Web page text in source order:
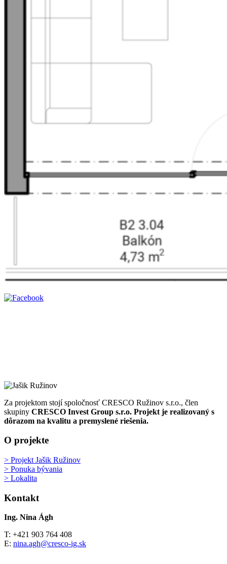
Za projektom stojí spoločnosť CRESCO Ružinov s.r.o., člen
skupiny CRESCO Invest Group s.r.o. Projekt je realizovaný s
dôrazom na kvalitu a premyslené riešenia.
O projekte
> Projekt Jašik Ružinov
> Ponuka bývania
> Lokalita
Kontakt
Ing. Nina Ágh
T: +421 903 764 408
E: nina.agh@cresco-ig.sk